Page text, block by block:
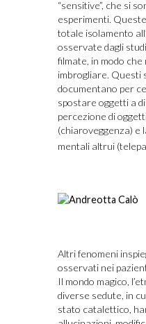
“sensitive”, che si
esperimenti.
totale isolamento
osservate dagli
filmate, in modo
imbrogliare. Questi
documentano per
spostare oggetti a
percezione di
(chiaroveggenza) e
mentali altrui
Altri fenomeni
osservati nei
Il mondo magico,
diverse sedute, in
stato catalettico,